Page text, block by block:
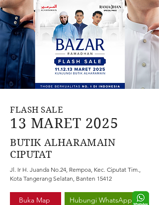
FLASH SALE
13 MARET 2025
BUTIK ALHARAMAIN
CIPUTAT
Jl. Ir H. Juanda No.24, Rempoa, Kec. Ciputat Tim.,
Kota Tangerang Selatan, Banten 15412
Buka Map Hubungi WhatsApp